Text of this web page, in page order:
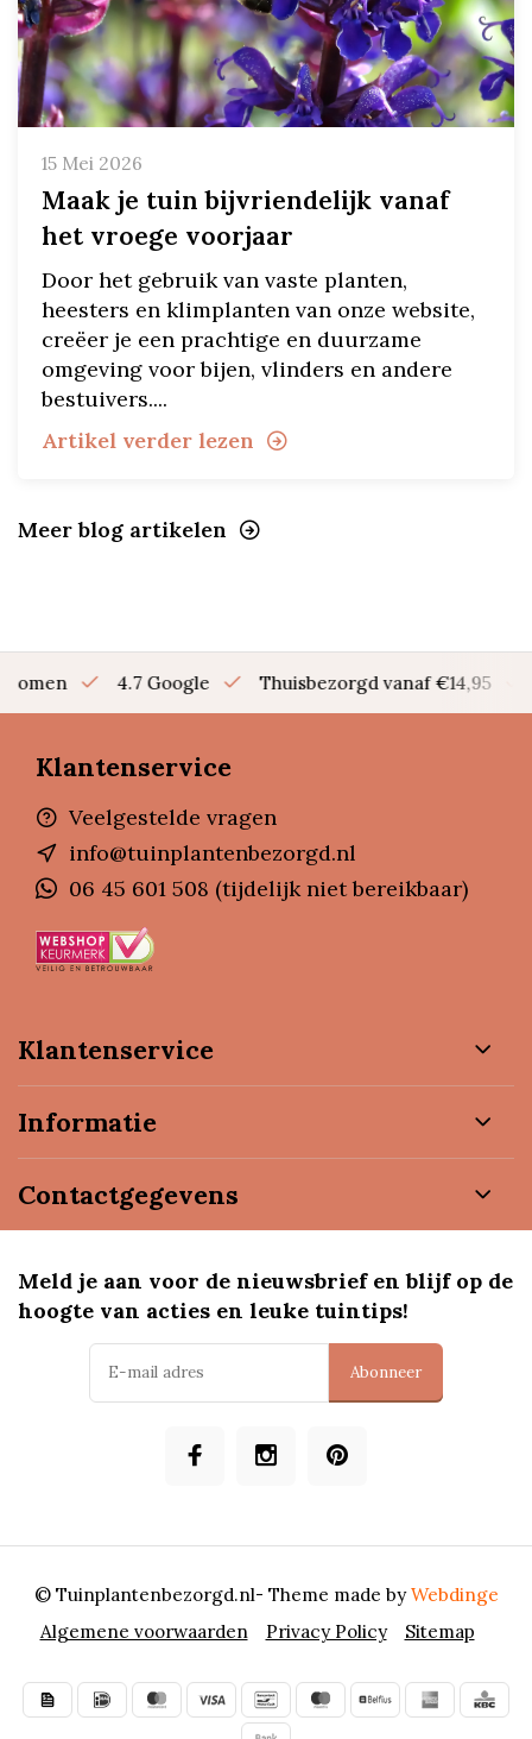
15 Mei 2026
Maak je tuin bijvriendelijk vanaf
het vroege voorjaar
Door het gebruik van vaste planten,
heesters en klimplanten van onze website,
creëer je een prachtige en duurzame
omgeving voor bijen, vlinders en andere
bestuivers....
Artikel verder lezen
Meer blog artikelen
bomen 4.7 Google Thuisbezorgd vanaf €14,95
Klantenservice
Veelgestelde vragen
info@tuinplantenbezorgd.nl
06 45 601 508 (tijdelijk niet bereikbaar)
Klantenservice
Informatie
Contactgegevens
Meld je aan voor de nieuwsbrief en blijf op de
hoogte van acties en leuke tuintips!
Abonneer
Algemene voorwaarden Privacy Policy Sitemap
© Tuinplantenbezorgd.nl- Theme made byWebdinge